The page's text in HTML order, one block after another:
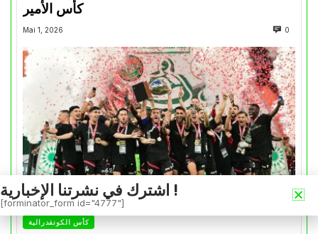
كأس الأمير
Mai 1, 2026 0
كأس الكونفدرالية
اشترك في نشرتنا الإخبارية !
[forminator_form id="4777"]